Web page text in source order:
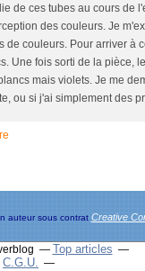
de ces tubes au cours de
des couleurs. Je
de couleurs. Pour arriver à
Une fois sorti de la pièce,
mais violets. Je me
ou si j'ai simplement des
auteur sous contrat Creative
Top articles
C.G.U.